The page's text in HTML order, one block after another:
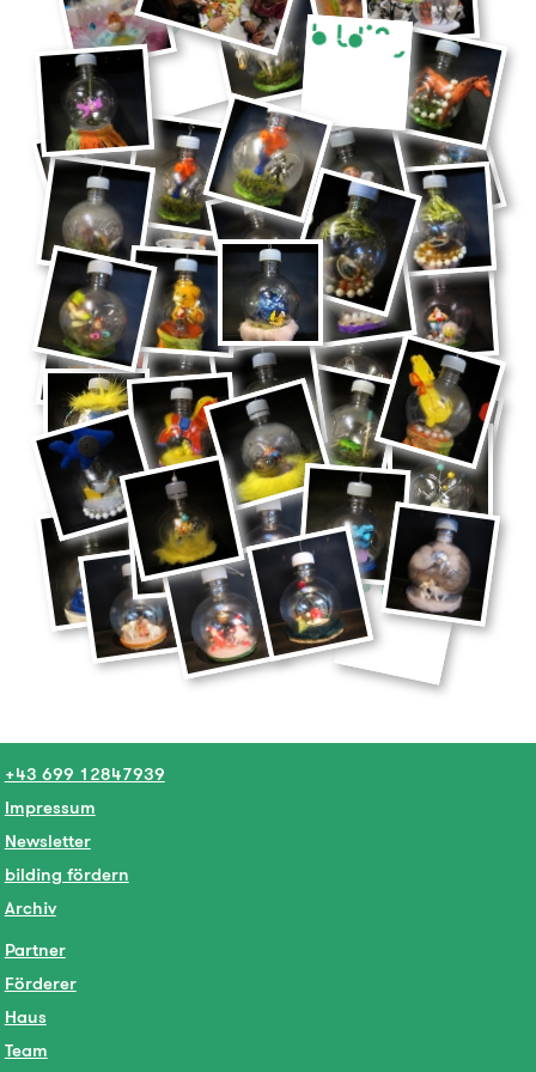
+43 699 12847939
Impressum
Newsletter
bilding fördern
Archiv
Partner
Förderer
Haus
Team